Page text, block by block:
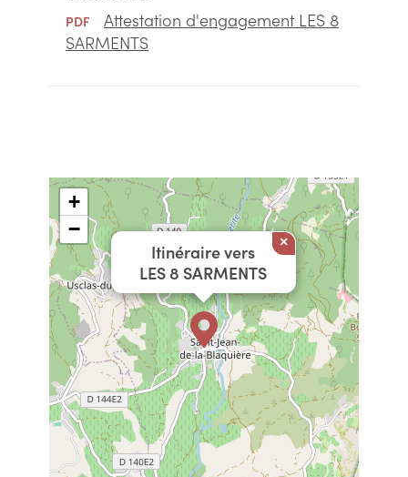
PDF
Attestation d'engagement LES 8
SARMENTS
Itinéraire vers
LES 8 SARMENTS
×
+
−